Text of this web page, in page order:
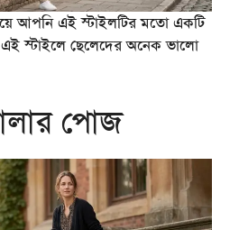
আপনি এই স্টাইলটির মতো একটি
স্টাইলে ছেলেদের অনেক ভালো
পোজ